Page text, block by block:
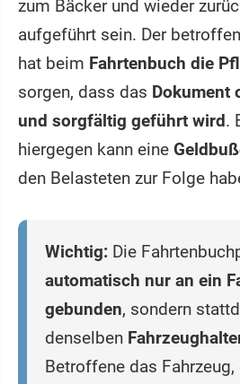
zum Bäcker und wieder
aufgeführt sein. Der
hat beim Fahrtenbuch die
sorgen, dass das Dokument
und sorgfältig geführt wird.
hiergegen kann eine
den Belasteten zur Folge
Wichtig: Die
automatisch nur an ein
gebunden, sondern
denselben
Betroffene das